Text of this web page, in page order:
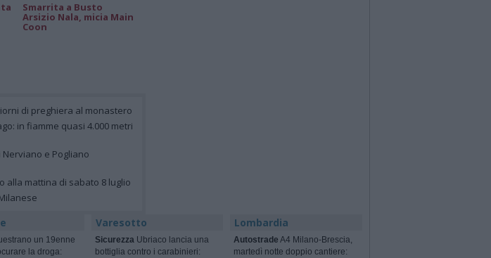
Smarrita a Busto
Arsizio Nala, micia Main
Coon
di preghiera al monastero
in fiamme quasi 4.000 metri
e Pogliano
alla mattina di sabato 8 luglio
un 19enne
la droga:
Varesotto
SicurezzaUbriaco lancia una
bottiglia contro i carabinieri:
Lombardia
Autostrade A4 Milano-Brescia,
martedì notte doppio cantiere: